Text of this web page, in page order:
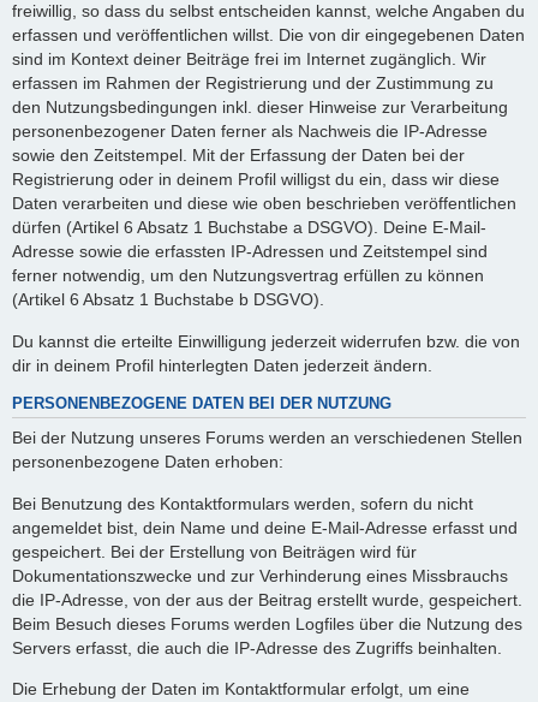
freiwillig, so dass du selbst entscheiden kannst, welche Angaben du
erfassen und veröffentlichen willst. Die von dir eingegebenen Daten
sind im Kontext deiner Beiträge frei im Internet zugänglich. Wir
erfassen im Rahmen der Registrierung und der Zustimmung zu
den Nutzungsbedingungen inkl. dieser Hinweise zur Verarbeitung
personenbezogener Daten ferner als Nachweis die IP-Adresse
sowie den Zeitstempel. Mit der Erfassung der Daten bei der
Registrierung oder in deinem Profil willigst du ein, dass wir diese
Daten verarbeiten und diese wie oben beschrieben veröffentlichen
dürfen (Artikel 6 Absatz 1 Buchstabe a DSGVO). Deine E-Mail-
Adresse sowie die erfassten IP-Adressen und Zeitstempel sind
ferner notwendig, um den Nutzungsvertrag erfüllen zu können
(Artikel 6 Absatz 1 Buchstabe b DSGVO).
Du kannst die erteilte Einwilligung jederzeit widerrufen bzw. die von
dir in deinem Profil hinterlegten Daten jederzeit ändern.
PERSONENBEZOGENE DATEN BEI DER NUTZUNG
Bei der Nutzung unseres Forums werden an verschiedenen Stellen
personenbezogene Daten erhoben:
Bei Benutzung des Kontaktformulars werden, sofern du nicht
angemeldet bist, dein Name und deine E-Mail-Adresse erfasst und
gespeichert. Bei der Erstellung von Beiträgen wird für
Dokumentationszwecke und zur Verhinderung eines Missbrauchs
die IP-Adresse, von der aus der Beitrag erstellt wurde, gespeichert.
Beim Besuch dieses Forums werden Logfiles über die Nutzung des
Servers erfasst, die auch die IP-Adresse des Zugriffs beinhalten.
Die Erhebung der Daten im Kontaktformular erfolgt, um eine